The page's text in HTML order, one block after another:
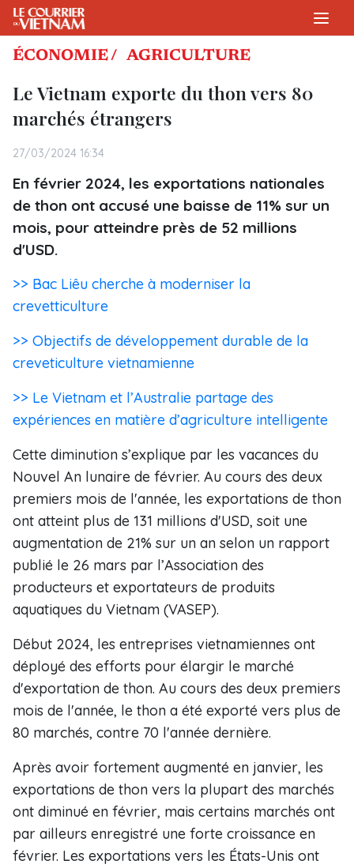
ÉCONOMIE / AGRICULTURE
Le Vietnam exporte du thon vers 80
marchés étrangers
27/03/2024 16:34
En février 2024, les exportations nationales
de thon ont accusé une baisse de 11% sur un
mois, pour atteindre près de 52 millions
d'USD.
>> Bac Liêu cherche à moderniser la
crevetticulture
>> Objectifs de développement durable de la
creveticulture vietnamienne
>> Le Vietnam et l’Australie partage des
expériences en matière d’agriculture intelligente
Cette diminution s’explique par les vacances du
Nouvel An lunaire de février. Au cours des deux
premiers mois de l'année, les exportations de thon
ont atteint plus de 131 millions d'USD, soit une
augmentation de 21% sur un an selon un rapport
publié le 26 mars par l’Association des
producteurs et exportateurs de produits
aquatiques du Vietnam (VASEP).
Début 2024, les entreprises vietnamiennes ont
déployé des efforts pour élargir le marché
d'exportation de thon. Au cours des deux premiers
mois de l'année, le thon a été exporté vers plus de
80 marchés, contre 70 l'année dernière.
Après avoir fortement augmenté en janvier, les
exportations de thon vers la plupart des marchés
ont diminué en février, mais certains marchés ont
par ailleurs enregistré une forte croissance en
février. Les exportations vers les États-Unis ont